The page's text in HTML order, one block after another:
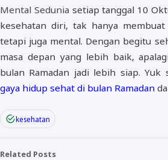
Mental Sedunia setiap tanggal 10
kesehatan diri, tak hanya
tetapi juga mental. Dengan begitu
masa depan yang lebih baik,
bulan Ramadan jadi lebih siap. Yuk
gaya hidup sehat di bulan Ramadan
kesehatan
Related Posts